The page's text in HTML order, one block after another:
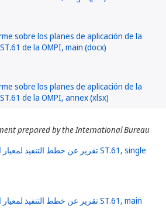
prepared by the International Bureau